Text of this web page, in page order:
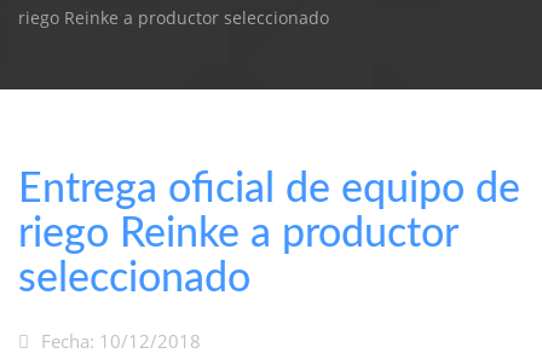
riego Reinke a productor seleccionado
Entrega oficial de equipo de
riego Reinke a productor
seleccionado
Fecha: 10/12/2018